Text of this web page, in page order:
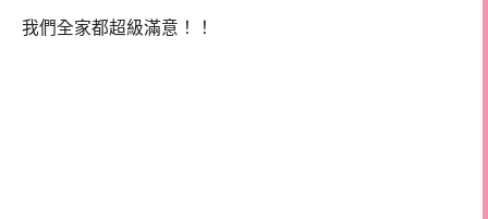
我們全家都超級滿意！！